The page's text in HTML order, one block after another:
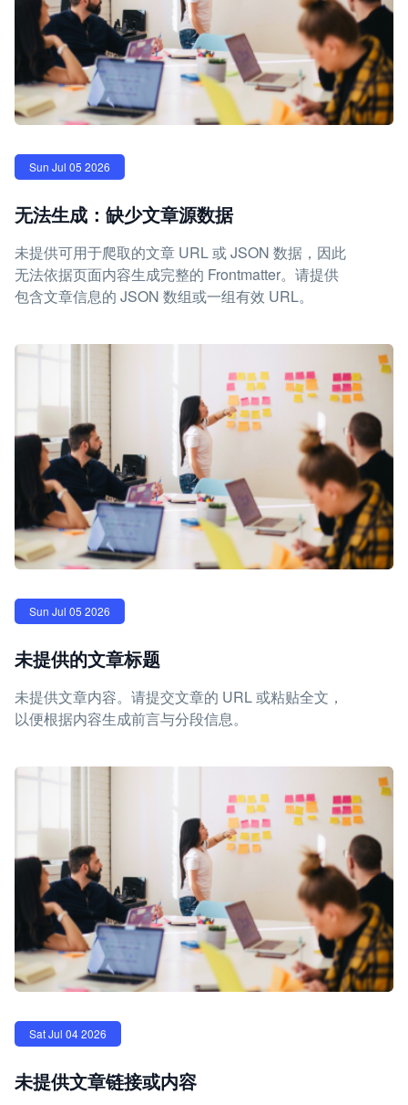
Sun Jul 05 2026
无法生成：缺少文章源数据
未提供可用于爬取的文章 URL 或 JSON 数据，因此
无法依据页面内容生成完整的 Frontmatter。请提供
包含文章信息的 JSON 数组或一组有效 URL。
Sun Jul 05 2026
未提供的文章标题
未提供文章内容。请提交文章的 URL 或粘贴全文，
以便根据内容生成前言与分段信息。
Sat Jul 04 2026
未提供文章链接或内容